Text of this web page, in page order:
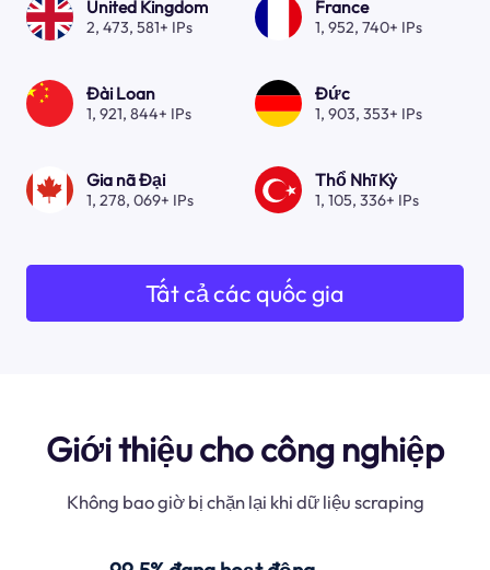
United Kingdom
2, 473, 581+ IPs
France
1, 952, 740+ IPs
Đài Loan
1, 921, 844+ IPs
Đức
1, 903, 353+ IPs
Gia nã Đại
1, 278, 069+ IPs
Thổ Nhĩ Kỳ
1, 105, 336+ IPs
Tất cả các quốc gia
Giới thiệu cho công nghiệp
Không bao giờ bị chặn lại khi dữ liệu scraping